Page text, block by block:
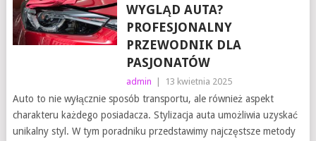
WYGLĄD AUTA?
PROFESJONALNY
PRZEWODNIK DLA
PASJONATÓW
admin 13 kwietnia 2025
Auto to nie wyłącznie sposób transportu, ale również aspekt
charakteru każdego posiadacza. Stylizacja auta umożliwia uzyskać
unikalny styl. W tym poradniku przedstawimy najczęstsze metody